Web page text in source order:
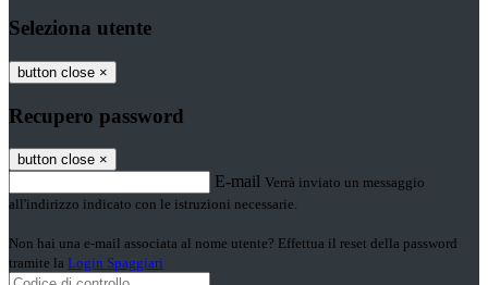
Seleziona utente
button close ×
Recupero password
button close ×
E-mail Verrà inviato un messaggio
all'indirizzo indicato con le istruzioni necessarie.
Non hai una e-mail associata al nome utente? Effettua il reset della password
tramite la Login Spaggiari